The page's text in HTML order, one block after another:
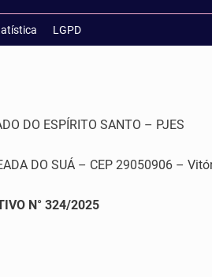
LGPD
DO ESPÍRITO SANTO – PJES
DO SUÁ – CEP 29050906 –
N° 324/2025